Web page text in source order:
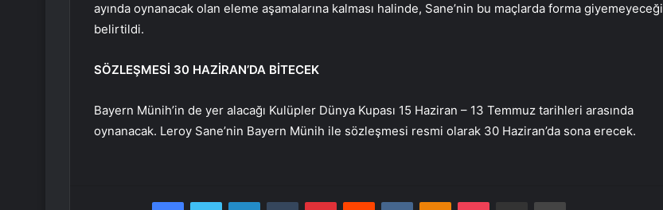
ayında oynanacak olan eleme aşamalarına kalması halinde, Sane’nin bu maçlarda forma giyemeyeceği
belirtildi.
SÖZLEŞMESİ 30 HAZİRAN’DA BİTECEK
Bayern Münih’in de yer alacağı Kulüpler Dünya Kupası 15 Haziran – 13 Temmuz tarihleri arasında
oynanacak. Leroy Sane’nin Bayern Münih ile sözleşmesi resmi olarak 30 Haziran’da sona erecek.
FacebookTwitter LinkedInTumblr PinterestReddit VKontakteOdnoklassniki
Pocket E-Posta ile paylaş Yazdır